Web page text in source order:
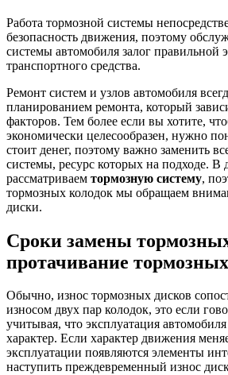
Работа тормозной системы
безопасность движения, поэтому
системы автомобиля залог правильной
транспортного средства.
Ремонт систем и узлов автомобиля
планированием ремонта, который
факторов. Тем более если вы хотите,
экономически целесообразен, нужно
стоит денег, поэтому важно заменить
системы, ресурс которых на подходе.
рассматриваем тормозную систему,
тормозных колодок мы обращаем
диски.
Сроки замены
протачивание
Обычно, износ тормозных дисков
износом двух пар колодок, это если
учитывая, что эксплуатация
характер. Если характер движения
эксплуатации появляются элементы
наступить преждевременный износ